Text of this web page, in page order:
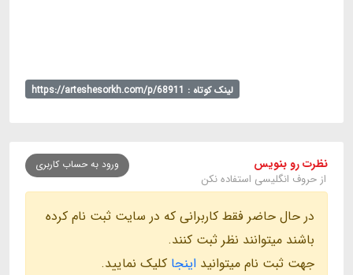
لینک کوتاه : https://arteshesorkh.com/p/68911
نظرت رو بنویس
از حروف انگلیسی استفاده نکن
ورود به حساب کاربری
در حال حاضر فقط کاربرانی که در سایت ثبت نام کرده
باشند میتوانند نظر ثبت کنند.
جهت ثبت نام میتوانید اینجا کلیک نمایید.